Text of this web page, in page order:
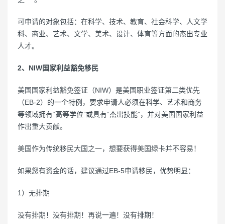
可申请的对象包括：在科学、技术、教育、社会科学、人文学
科、商业、艺术、文学、美术、设计、体育等方面的杰出专业
人才。
2、NIW国家利益豁免移民
美国国家利益豁免签证（NIW）是美国职业签证第二类优先
（EB-2）的一个特例，要求申请人必须在科学、艺术和商务
等领域拥有“高等学位”或具有“杰出技能”，并对美国国家利益
作出重大贡献。
美国作为传统移民大国之一，想要获得美国绿卡并不容易！
如果您有资金的话，建议通过EB-5申请移民，优势明显：
1）无排期
没有排期！没有排期！再说一遍！没有排期！